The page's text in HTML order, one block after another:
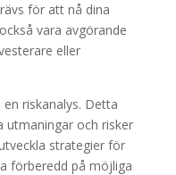
för att nå dina
vara avgörande
eller
riskanalys. Detta
utmaningar och risker
strategier för
förberedd på möjliga